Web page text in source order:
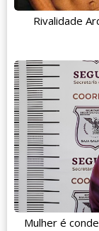
Rivalidade
Mulher é